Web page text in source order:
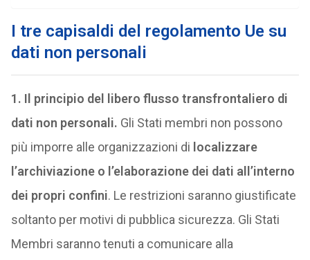
I tre capisaldi del regolamento Ue su
dati non personali
1. Il principio del libero flusso transfrontaliero di
dati non personali. Gli Stati membri non possono
più imporre alle organizzazioni di localizzare
l’archiviazione o l’elaborazione dei dati all’interno
dei propri confini. Le restrizioni saranno giustificate
soltanto per motivi di pubblica sicurezza. Gli Stati
Membri saranno tenuti a comunicare alla